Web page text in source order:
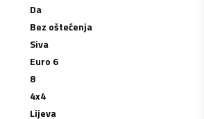
Da
Bez oštećenja
Siva
Euro 6
8
4x4
Lijeva